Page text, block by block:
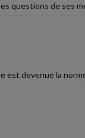
questions de ses
devenue la